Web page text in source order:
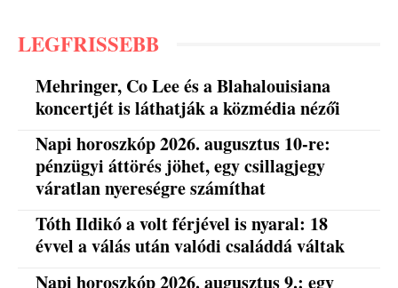
LEGFRISSEBB
Mehringer, Co Lee és a Blahalouisiana
koncertjét is láthatják a közmédia nézői
Napi horoszkóp 2026. augusztus 10-re:
pénzügyi áttörés jöhet, egy csillagjegy
váratlan nyereségre számíthat
Tóth Ildikó a volt férjével is nyaral: 18
évvel a válás után valódi családdá váltak
Napi horoszkóp 2026. augusztus 9.: egy